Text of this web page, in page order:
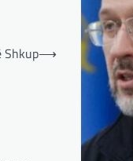
Shkup⟶